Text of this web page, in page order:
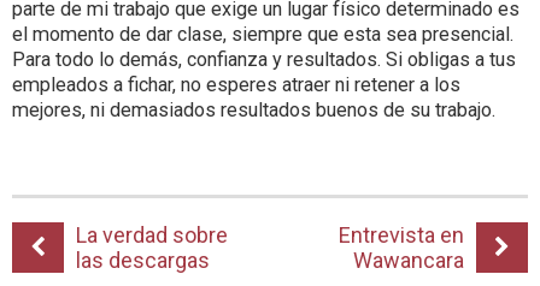
parte de mi trabajo que exige un lugar físico determinado es
el momento de dar clase, siempre que esta sea presencial.
Para todo lo demás, confianza y resultados. Si obligas a tus
empleados a fichar, no esperes atraer ni retener a los
mejores, ni demasiados resultados buenos de su trabajo.
La verdad sobre
las descargas
Entrevista en
Wawancara